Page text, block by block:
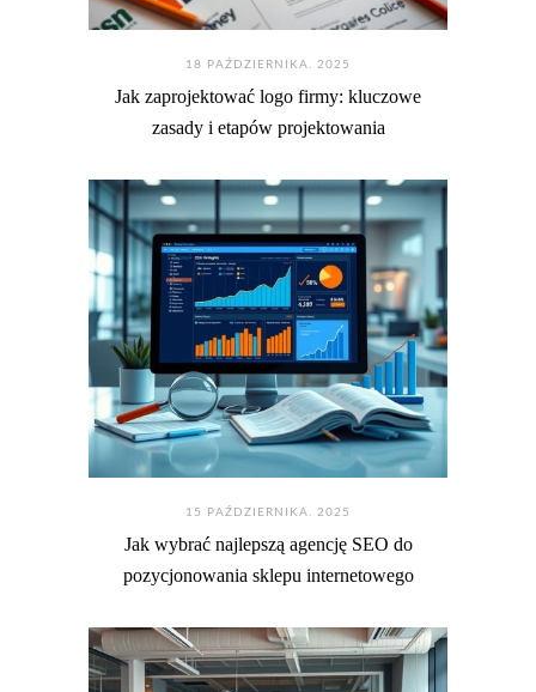
18 PAŹDZIERNIKA. 2025
Jak zaprojektować logo firmy: kluczowe
zasady i etapów projektowania
15 PAŹDZIERNIKA. 2025
Jak wybrać najlepszą agencję SEO do
pozycjonowania sklepu internetowego